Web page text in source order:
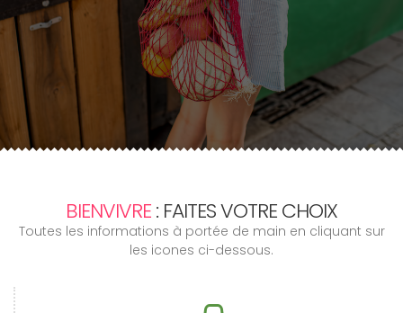
BIENVIVRE: FAITES VOTRE CHOIX
Toutes les informations à portée de main en cliquant sur
les icones ci-dessous.